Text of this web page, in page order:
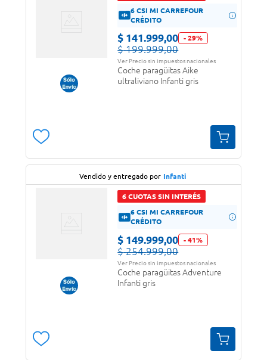
6 CSI MI CARREFOUR
CRÉDITO
$ 141.999,00 -29%
$ 199.999,00
Ver Precio sin impuestos nacionales
Coche paragüitas Aike
ultraliviano Infanti gris
Vendido y entregado por Infanti
6 CUOTAS SIN INTERÉS
6 CSI MI CARREFOUR
CRÉDITO
$ 149.999,00 -41%
$ 254.999,00
Ver Precio sin impuestos nacionales
Coche paragüitas Adventure
Infanti gris